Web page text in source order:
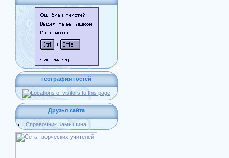
география гостей
Друзья сайта
Справочник Камышина